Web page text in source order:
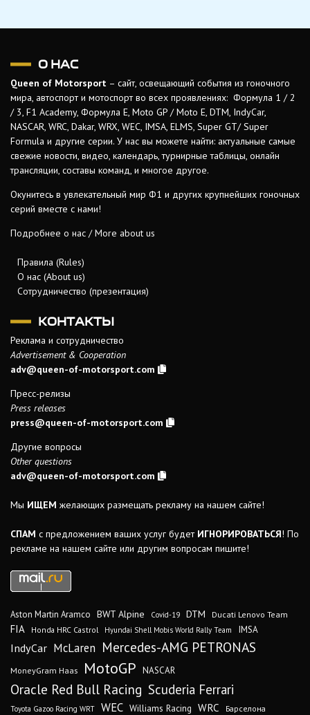
О НАС
Queen of Motorsport – сайт, освещающий события из гоночного
мира, автоспорт и мотоспорт во всех проявлениях: Формула 1 / 2
/ 3, F1 Academy, Формула Е, Moto GP / Moto E, DTM, IndyCar,
NASCAR, WRC, Dakar, WRX, WEC, IMSA, ELMS, Super GT/ Super
Formula и другие серии. У нас вы можете найти: актуальные самые
свежие новости, видео, календарь, турнирные таблицы, онлайн
трансляции, составы команд, и многое другое.
Окунитесь в увлекательный мир Ф1 и других крупнейших гоночных
серий вместе с нами!
Подробнее о нас / More about us
Правила (Rules)
О нас (About us)
Сотрудничество (презентация)
КОНТАКТЫ
Реклама и сотрудничество
Advertisement & Cooperation
adv@queen-of-motorsport.com
Пресс-релизы
Press releases
press@queen-of-motorsport.com
Другие вопросы
Other questions
adv@queen-of-motorsport.com
Мы ИЩЕМ желающих размещать рекламу на нашем сайте!
СПАМ с предложением ваших услуг будет ИГНОРИРОВАТЬСЯ! По
рекламе на нашем сайте или другим вопросам пишите!
Aston Martin Aramco BWT Alpine Covid-19 DTM Ducati Lenovo Team
FIA Honda HRC Castrol Hyundai Shell Mobis World Rally Team IMSA
IndyCar McLaren Mercedes-AMG PETRONAS
MoneyGram Haas MotoGP NASCAR
Oracle Red Bull Racing Scuderia Ferrari
Toyota Gazoo Racing WRT WEC Williams Racing WRC Барселона